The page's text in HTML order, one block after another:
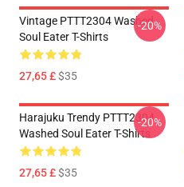
Vintage PTTT2304 Washed
Soul Eater T-Shirts
27,65 £$35
-20%
Harajuku Trendy PTTT2304
Washed Soul Eater T-Shirts
27,65 £$35
-20%